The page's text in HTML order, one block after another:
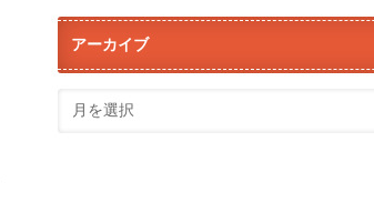
アーカイブ